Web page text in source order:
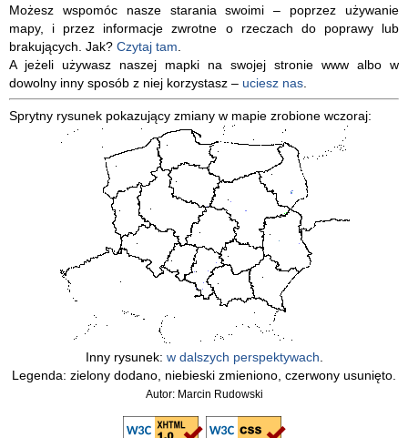
Możesz wspomóc nasze starania swoimi – poprzez używanie
mapy, i przez informacje zwrotne o rzeczach do poprawy lub
brakujących. Jak? Czytaj tam
A jeżeli używasz naszej mapki na swojej stronie www albo w
dowolny inny sposób z niej korzystasz – uciesz nas
Sprytny rysunek pokazujący zmiany w mapie zrobione wczoraj:
Inny rysunek: w dalszych perspektywach.
Legenda: zielony dodano, niebieski zmieniono, czerwony usunięto.
Autor: Marcin Rudowski